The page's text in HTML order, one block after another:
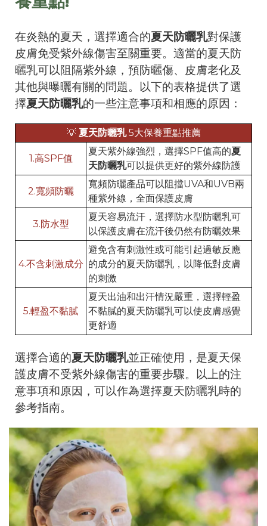
在炎熱的夏天，選擇適合的夏天防曬乳對保護
皮膚免受紫外線傷害至關重要。適當的夏天防
曬乳可以阻隔紫外線，預防曬傷、皮膚老化及
其他與曝曬有關的問題。以下的表格提供了選
擇夏天防曬乳的一些注意事項和相應的原因：
💡 夏天防曬乳5大保養重點推薦
1.高SPF值
夏天紫外線強烈，選擇SPF值高的夏
天防曬乳可以提供更好的紫外線防護
2.寬頻防曬
寬頻防曬產品可以阻擋UVA和UVB兩
種紫外線，全面保護皮膚
3.防水型
夏天容易流汗，選擇防水型防曬乳可
以保護皮膚在流汗後仍然有防曬效果
4.不含刺激成分
避免含有刺激性或可能引起過敏反應
的成分的夏天防曬乳，以降低對皮膚
的刺激
5.輕盈不黏膩
夏天出油和出汗情況嚴重，選擇輕盈
不黏膩的夏天防曬乳可以使皮膚感覺
更舒適
選擇合適的夏天防曬乳並正確使用，是夏天保
護皮膚不受紫外線傷害的重要步驟。以上的注
意事項和原因，可以作為選擇夏天防曬乳時的
參考指南。